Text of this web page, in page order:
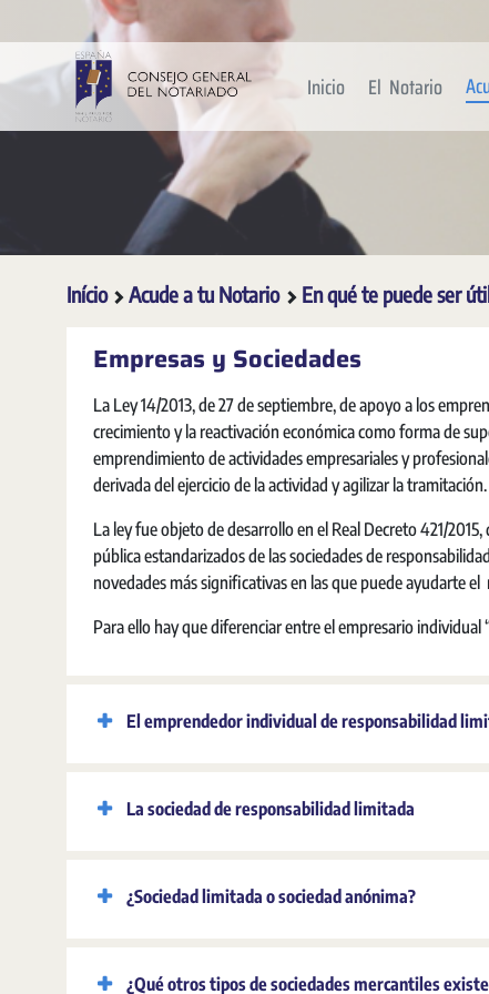
Pular para o Conteúdo principal
Inicio El Notario
Início Acude a tu Notario En qué te puede ser
Empresas y Sociedades
La Ley 14/2013, de 27 de septiembre, de apoyo a los
crecimiento y la reactivación económica como forma de
emprendimiento de actividades empresariales y
derivada del ejercicio de la actividad y agilizar la tramitación.
La ley fue objeto de desarrollo en el Real Decreto 421/
pública estandarizados de las sociedades de
novedades más significativas en las que puede ayudarte
Para ello hay que diferenciar entre el empresario individual
El emprendedor individual de responsabilidad
La sociedad de responsabilidad limitada
¿Sociedad limitada o sociedad anónima?
¿Qué otros tipos de sociedades mercantiles